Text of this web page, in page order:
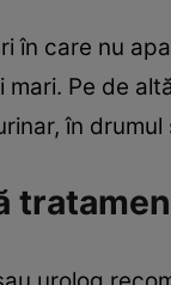
în care nu
mari. Pe de
în